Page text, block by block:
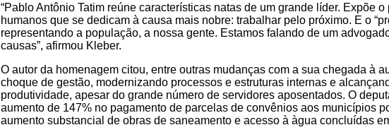
“Pablo Antônio Tatim reúne características natas de um grande líder. Expõe
humanos que se dedicam à causa mais nobre: trabalhar pelo próximo. E o
representando a população, a nossa gente. Estamos falando de um
causas”, afirmou Kleber.
O autor da homenagem citou, entre outras mudanças com a sua chegada à
choque de gestão, modernizando processos e estruturas internas e
produtividade, apesar do grande número de servidores aposentados. O
aumento de 147% no pagamento de parcelas de convênios aos municípios
aumento substancial de obras de saneamento e acesso à àgua concluídas